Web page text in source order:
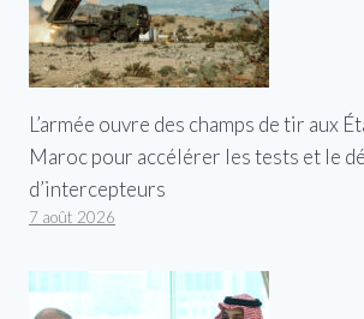
L’armée ouvre des champs de tir aux
Maroc pour accélérer les tests et le
d’intercepteurs
7 août 2026